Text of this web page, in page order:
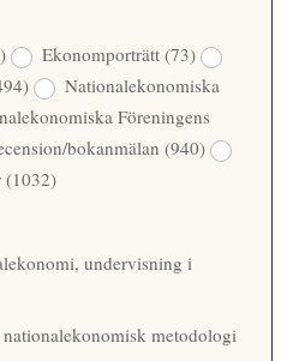
Ekonomporträtt(73)
Nationalekonomiska
Föreningens
bokanmälan(940)
(1032)
undervisning i
metodologi